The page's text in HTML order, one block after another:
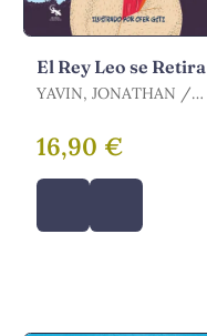
El Rey Leo se Retira
YAVIN, JONATHAN /
16,90 €